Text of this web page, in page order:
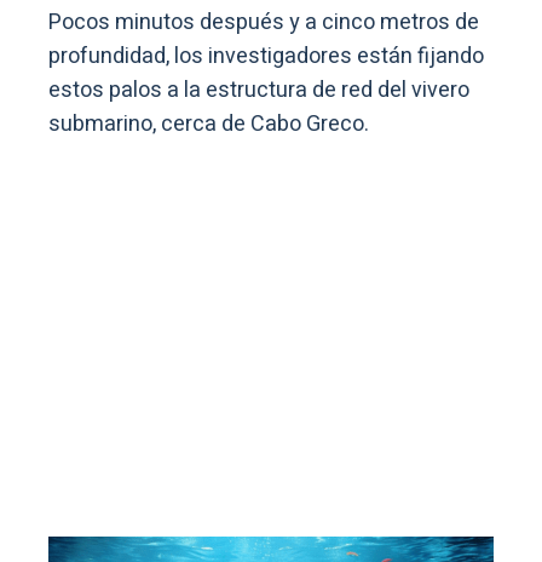
Pocos minutos después y a cinco metros de
profundidad, los investigadores están fijando
estos palos a la estructura de red del vivero
submarino, cerca de Cabo Greco.